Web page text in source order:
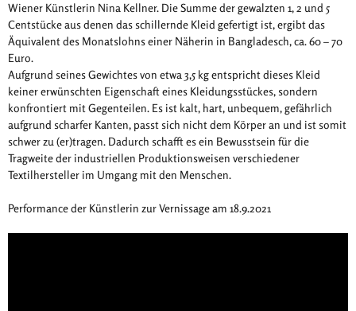
Wiener Künstlerin Nina Kellner. Die Summe der gewalzten 1, 2 und 5
Centstücke aus denen das schillernde Kleid gefertigt ist, ergibt das
Äquivalent des Monatslohns einer Näherin in Bangladesch, ca. 60 – 70
Euro.
Aufgrund seines Gewichtes von etwa 3,5 kg entspricht dieses Kleid
keiner erwünschten Eigenschaft eines Kleidungsstückes, sondern
konfrontiert mit Gegenteilen. Es ist kalt, hart, unbequem, gefährlich
aufgrund scharfer Kanten, passt sich nicht dem Körper an und ist somit
schwer zu (er)tragen. Dadurch schafft es ein Bewusstsein für die
Tragweite der industriellen Produktionsweisen verschiedener
Textilhersteller im Umgang mit den Menschen.
Performance der Künstlerin zur Vernissage am 18.9.2021